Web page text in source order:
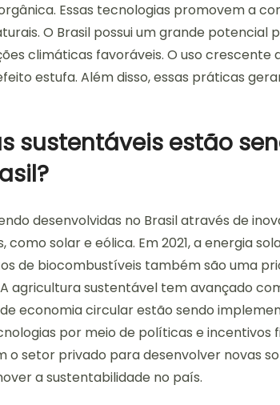
Essas tecnologias promovem a
O Brasil possui um grande potencial
climáticas favoráveis. O uso crescente
estufa. Além disso, essas práticas
sustentáveis estão
desenvolvidas no Brasil através de
solar e eólica. Em 2021, a energia
de biocombustíveis também são uma
agricultura sustentável tem avançado
economia circular estão sendo
por meio de políticas e incentivos
setor privado para desenvolver novas
a sustentabilidade no país.